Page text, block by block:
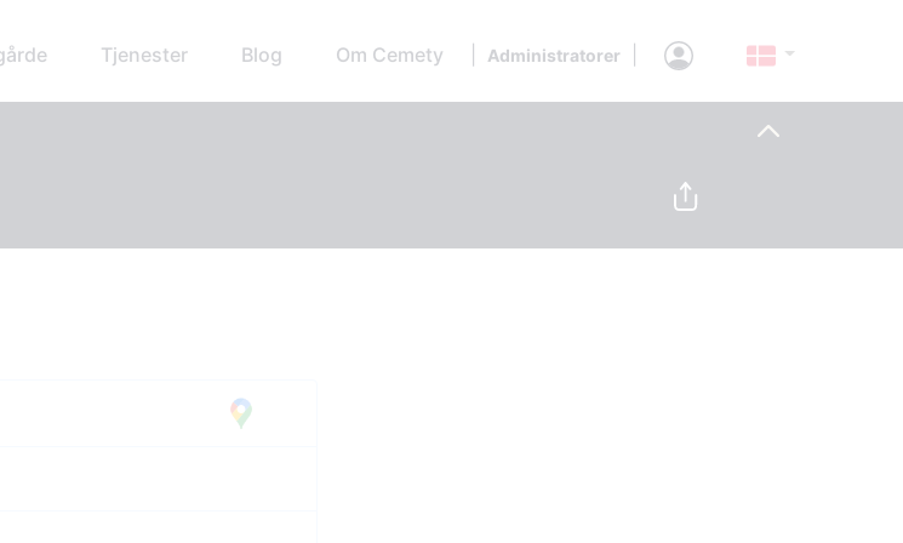
Tjenester Blog Om Cemety Administratorer